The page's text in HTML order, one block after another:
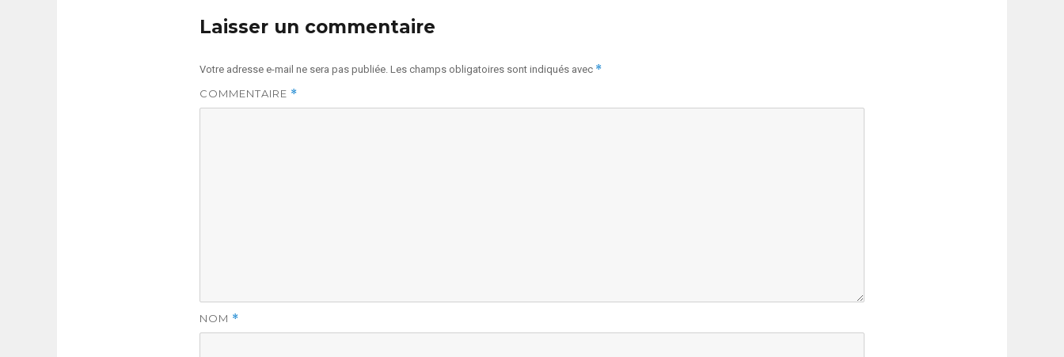
Laisser un commentaire
Votre adresse e-mail ne sera pas publiée. Les champs obligatoires sont indiqués avec *
COMMENTAIRE *
NOM *